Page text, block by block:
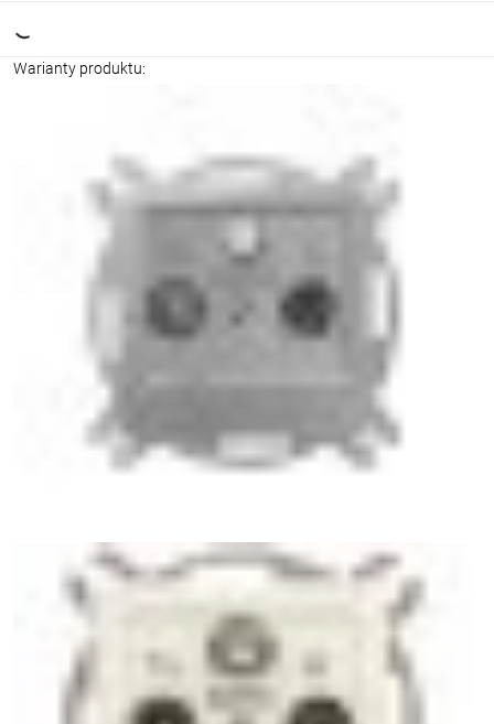
Warianty produktu: